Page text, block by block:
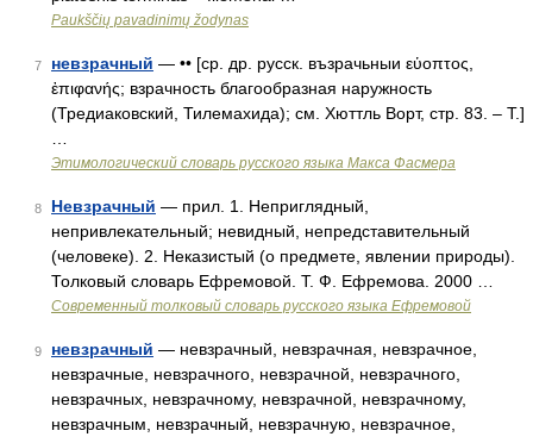
Paukščių pavadinimų žodynas
7 невзрачный — •• [ср. др. русск. възрачьныи εὑοπτος,
ἐπιφανής; взрачность благообразная наружность
(Тредиаковский, Тилемахида); см. Хюттль Ворт, стр. 83. – Т.]
Этимологический словарь русского языка Макса Фасмера
8 Невзрачный — прил. 1. Неприглядный,
непривлекательный; невидный, непредставительный
(человеке). 2. Неказистый (о предмете, явлении природы).
Толковый словарь Ефремовой. Т. Ф. Ефремова. 2000 …
Современный толковый словарь русского языка Ефремовой
9 невзрачный — невзрачный, невзрачная, невзрачное,
невзрачные, невзрачного, невзрачной, невзрачного,
невзрачных, невзрачному, невзрачной, невзрачному,
невзрачным, невзрачный, невзрачную, невзрачное,